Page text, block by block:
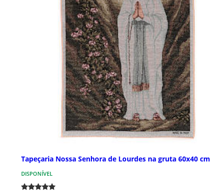
Tapeçaria Nossa Senhora de Lourdes na gruta 60x40 cm
DISPONÍVEL